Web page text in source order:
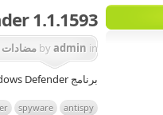
1.1.1593
byadmin in
برنامج Windows Defender ، برنامج مايكروسوفت لمكافحة ملفات التجسس…
antispy
spyware